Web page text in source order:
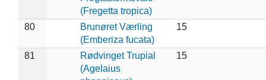
(Fregetta tropica)
80
Brunøret Værling
(Emberiza fucata)
15
81
Rødvinget Trupial
(Agelaius
15